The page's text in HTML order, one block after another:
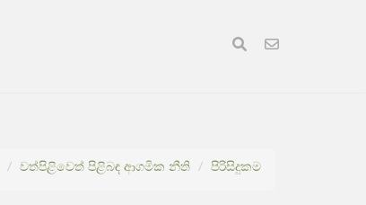
වත්පිළිවෙත් පිළිබඳ ආගමික නීති පිරිසිදුකම